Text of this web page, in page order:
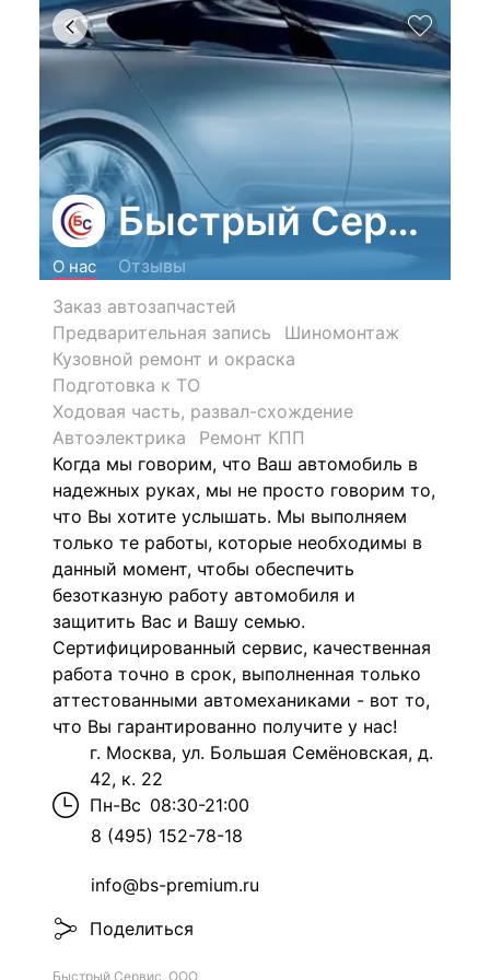
Быстрый Сервис
О нас
Отзывы
Заказ автозапчастей
Предварительная запись
Шиномонтаж
Кузовной ремонт и окраска
Подготовка к ТО
Ходовая часть, развал-схождение
Автоэлектрика
Ремонт КПП
Когда мы говорим, что Ваш автомобиль в
надежных руках, мы не просто говорим то,
что Вы хотите услышать. Мы выполняем
только те работы, которые необходимы в
данный момент, чтобы обеспечить
безотказную работу автомобиля и
защитить Вас и Вашу семью.
Сертифицированный сервис, качественная
работа точно в срок, выполненная только
аттестованными автомеханиками - вот то,
что Вы гарантированно получите у нас!
г. Москва, ул. Большая Семёновская, д.
42, к. 22
Пн-Вс 08:30-21:00
8 (495) 152-78-18
info@bs-premium.ru
Поделиться
Быстрый Сервис, ООО